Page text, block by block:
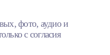
фото, аудио и
с согласия